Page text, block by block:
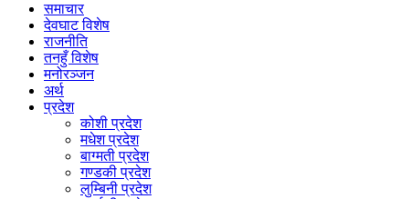
समाचार
देवघाट विशेष
राजनीति
तनहुँ विशेष
मनोरञ्जन
अर्थ
प्रदेश
कोशी प्रदेश
मधेश प्रदेश
बाग्मती प्रदेश
गण्डकी प्रदेश
लुम्बिनी प्रदेश